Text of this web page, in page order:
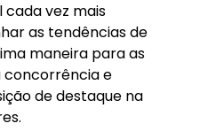
cada vez mais
as tendências de
maneira para as
e
de destaque na